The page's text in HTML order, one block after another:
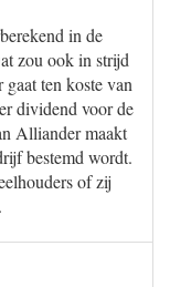
in de
zou ook in strijd
ten koste van
dividend voor de
Alliander maakt
bestemd wordt.
of zij